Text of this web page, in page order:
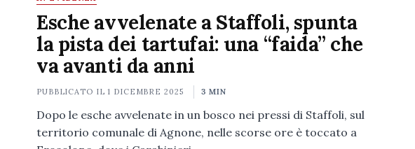
Esche avvelenate a Staffoli, spunta
la pista dei tartufai: una “faida” che
va avanti da anni
PUBBLICATO IL1 DICEMBRE 2025 3 MIN
Dopo le esche avvelenate in un bosco nei pressi di Staffoli, sul
territorio comunale di Agnone, nelle scorse ore è toccato a